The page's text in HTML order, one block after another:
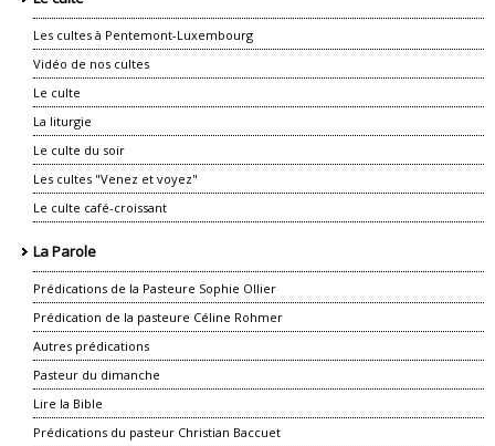
Les cultes à Pentemont-Luxembourg
Vidéo de nos cultes
Le culte
La liturgie
Le culte du soir
Les cultes "Venez et voyez"
Le culte café-croissant
La Parole
Prédications de la Pasteure Sophie Ollier
Prédication de la pasteure Céline Rohmer
Autres prédications
Pasteur du dimanche
Lire la Bible
Prédications du pasteur Christian Baccuet